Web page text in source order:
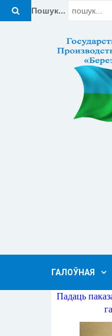
Пошук...
ГАЛОЎНАЯ
Падаць